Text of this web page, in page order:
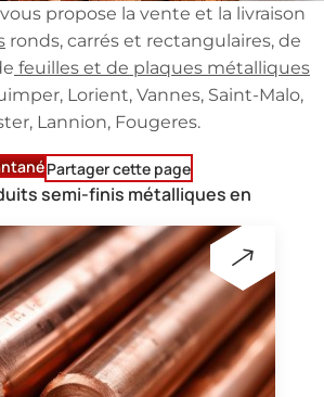
propose la vente et la livraison
ronds, carrés et rectangulaires, de
feuilles et de plaques métalliques
Lorient, Vannes, Saint-Malo,
Lannion, Fougeres.
Partager cette page
semi-finis métalliques en